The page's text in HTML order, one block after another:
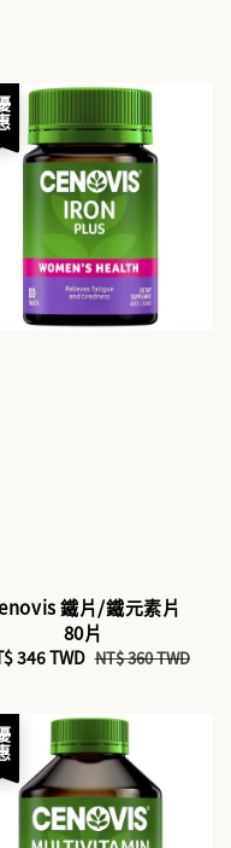
鐵片/鐵元素片
80片
346 TWD Regular
NT$ 360 TWD